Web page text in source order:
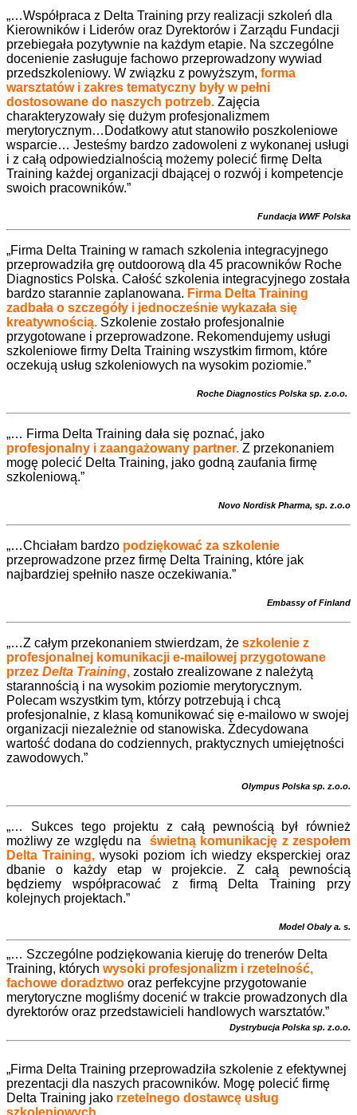
„…Współpraca z Delta Training przy realizacji szkoleń dla
Kierowników i Liderów oraz Dyrektorów i Zarządu Fundacji
przebiegała pozytywnie na każdym etapie. Na szczególne
docenienie zasługuje fachowo przeprowadzony wywiad
przedszkoleniowy. W związku z powyższym, forma
warsztatów i zakres tematyczny były w pełni
dostosowane do naszych potrzeb. Zajęcia
charakteryzowały się dużym profesjonalizmem
merytorycznym…Dodatkowy atut stanowiło poszkoleniowe
wsparcie… Jesteśmy bardzo zadowoleni z wykonanej usługi
i z całą odpowiedzialnością możemy polecić firmę Delta
Training każdej organizacji dbającej o rozwój i kompetencje
swoich pracowników.”
Fundacja WWF Polska
„Firma Delta Training w ramach szkolenia integracyjnego
przeprowadziła grę outdoorową dla 45 pracowników Roche
Diagnostics Polska. Całość szkolenia integracyjnego została
bardzo starannie zaplanowana. Firma Delta Training
zadbała o szczegóły i jednocześnie wykazała się
kreatywnością. Szkolenie zostało profesjonalnie
przygotowane i przeprowadzone. Rekomendujemy usługi
szkoleniowe firmy Delta Training wszystkim firmom, które
oczekują usług szkoleniowych na wysokim poziomie.”
Roche Diagnostics Polska sp. z.o.o.
„… Firma Delta Training dała się poznać, jako
profesjonalny i zaangażowany partner. Z przekonaniem
mogę polecić Delta Training, jako godną zaufania firmę
szkoleniową.”
Novo Nordisk Pharma, sp. z.o.o
„…Chciałam bardzo podziękować za szkolenie
przeprowadzone przez firmę Delta Training, które jak
najbardziej spełniło nasze oczekiwania.”
Embassy of Finland
„…Z całym przekonaniem stwierdzam, że szkolenie z
profesjonalnej komunikacji e-mailowej przygotowane
przez Delta Training, zostało zrealizowane z należytą
starannością i na wysokim poziomie merytorycznym.
Polecam wszystkim tym, którzy potrzebują i chcą
profesjonalnie, z klasą komunikować się e-mailowo w swojej
organizacji niezależnie od stanowiska. Zdecydowana
wartość dodana do codziennych, praktycznych umiejętności
zawodowych.”
Olympus Polska sp. z.o.o.
„… Sukces tego projektu z całą pewnością był również
możliwy ze względu na
świetną komunikację z zespołem
Delta Training, wysoki poziom ich wiedzy eksperckiej oraz
dbanie o każdy etap w projekcie. Z całą pewnością
będziemy współpracować z firmą Delta Training przy
kolejnych projektach.”
Model Obaly a. s.
„… Szczególne podziękowania kieruję do trenerów Delta
Training, których wysoki profesjonalizm i rzetelność,
fachowe doradztwo oraz perfekcyjne przygotowanie
merytoryczne mogliśmy docenić w trakcie prowadzonych dla
dyrektorów oraz przedstawicieli handlowych warsztatów.”
Dystrybucja Polska sp. z.o.o.
„Firma Delta Training przeprowadziła szkolenie z efektywnej
prezentacji dla naszych pracowników. Mogę polecić firmę
Delta Training jako rzetelnego dostawcę usług
szkoleniowych.